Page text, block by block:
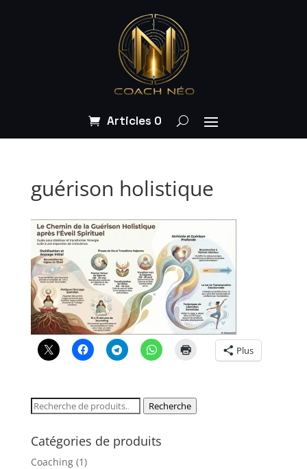
Articles 0
guérison holistique
Plus
Recherche
Recherche
Catégories de produits
Coaching (1)